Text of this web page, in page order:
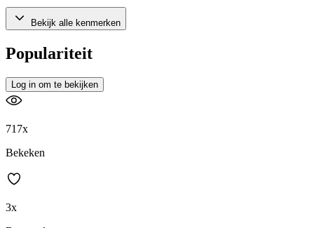
Bekijk alle kenmerken
Populariteit
Log in om te bekijken
717x
Bekeken
3x